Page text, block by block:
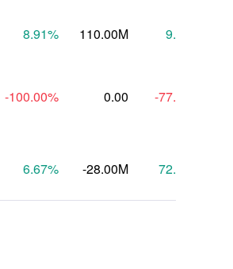
8.91% 110.00M 9.52
-100.00% 0.00 -77.78
6.67% -28.00M 72.73